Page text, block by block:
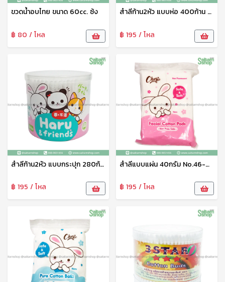
ขวดน้ำอบไทย ขนาด 60cc. ซ้ง
฿ 80 / โหล
สำลีก้าน2หัว แบบห่อ 400ก้าน Haru
฿ 195 / โหล
สำลีก้าน2หัว แบบกระปุก 280ก้าน Haru
฿ 195 / โหล
สำลีแบบแผ่น 40กรัม No.46-001-12 ฮารุ-เชอรี่
฿ 195 / โหล